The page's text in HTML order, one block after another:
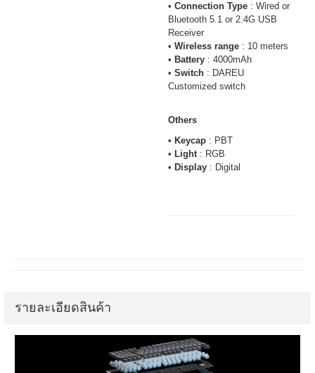
• Connection Type : Wired or
Bluetooth 5.1 or 2.4G USB
Receiver
• Wireless range : 10 meters
• Battery : 4000mAh
• Switch : DAREU
Customized switch
Others
• Keycap : PBT
• Light : RGB
• Display : Digital
รายละเอียดสินค้า